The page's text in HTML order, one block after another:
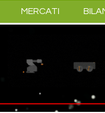
MERCATI